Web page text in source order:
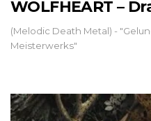
WOLFHEART –
(Melodic Death Metal) -
Meisterwerks"